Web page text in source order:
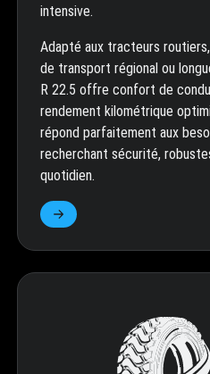
intensive.
Adapté aux tracteurs
de transport régional ou
R 22.5 offre confort de
rendement kilométrique
répond parfaitement aux
recherchant sécurité,
quotidien.